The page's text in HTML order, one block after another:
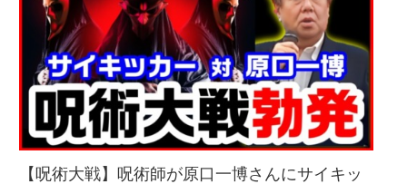
【呪術大戦】呪術師が原口一博さんにサイキッ